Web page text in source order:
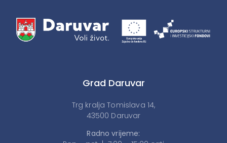
Grad Daruvar
Trg kralja Tomislava 14,
43500 Daruvar
Radno vrijeme: